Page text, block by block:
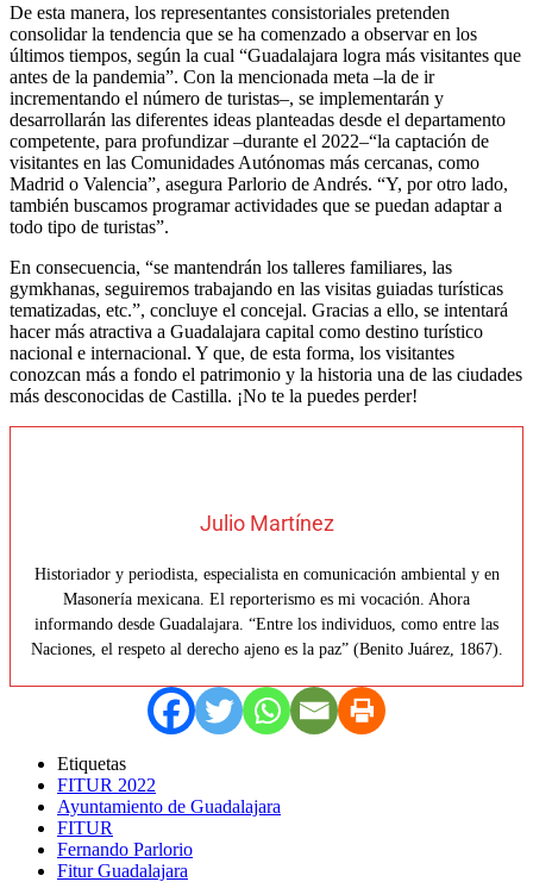
De esta manera, los representantes consistoriales pretenden
consolidar la tendencia que se ha comenzado a observar en los
últimos tiempos, según la cual “Guadalajara logra más visitantes que
antes de la pandemia”. Con la mencionada meta –la de ir
incrementando el número de turistas–, se implementarán y
desarrollarán las diferentes ideas planteadas desde el departamento
competente, para profundizar –durante el 2022–“la captación de
visitantes en las Comunidades Autónomas más cercanas, como
Madrid o Valencia”, asegura Parlorio de Andrés. “Y, por otro lado,
también buscamos programar actividades que se puedan adaptar a
todo tipo de turistas”.
En consecuencia, “se mantendrán los talleres familiares, las
gymkhanas, seguiremos trabajando en las visitas guiadas turísticas
tematizadas, etc.”, concluye el concejal. Gracias a ello, se intentará
hacer más atractiva a Guadalajara capital como destino turístico
nacional e internacional. Y que, de esta forma, los visitantes
conozcan más a fondo el patrimonio y la historia una de las ciudades
más desconocidas de Castilla. ¡No te la puedes perder!
Julio Martínez
Historiador y periodista, especialista en comunicación ambiental y en
Masonería mexicana. El reporterismo es mi vocación. Ahora
informando desde Guadalajara. “Entre los individuos, como entre las
Naciones, el respeto al derecho ajeno es la paz” (Benito Juárez, 1867).
Etiquetas
FITUR 2022
Ayuntamiento de Guadalajara
FITUR
Fernando Parlorio
Fitur Guadalajara